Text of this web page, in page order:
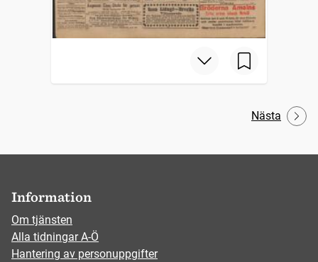
Nästa
Information
Om tjänsten
Alla tidningar A-Ö
Hantering av personuppgifter